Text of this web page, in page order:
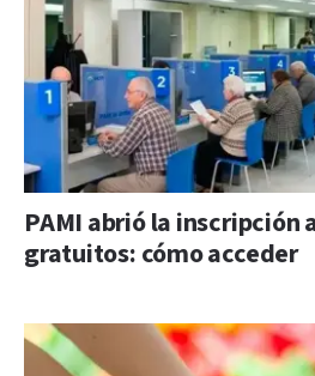
PAMI abrió la inscripción
gratuitos: cómo acceder